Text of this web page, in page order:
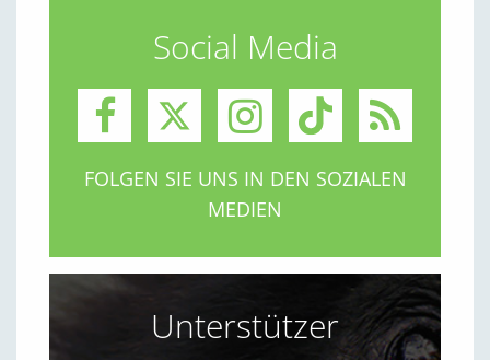
Social Media
FOLGEN SIE UNS IN DEN SOZIALEN
MEDIEN
Unterstützer